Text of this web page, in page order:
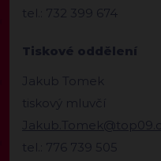
tel.: 732 399 674
Tiskové oddělení
Jakub Tomek
tiskový mluvčí
tel.: 776 739 505